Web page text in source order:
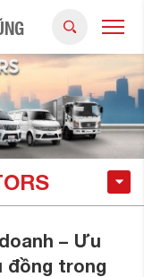
– Ưu
đồng trong